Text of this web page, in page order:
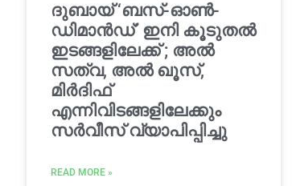
ദുബായ് ‘ബസ്-ഓൺ-
ഡിമാൻഡ്’ ഇനി കൂടുതൽ
ഇടങ്ങളിലേക്ക് ; അൽ
സത്വ, അൽ ഖൂസ്,
മിർദിഫ്
എന്നിവിടങ്ങളിലേക്കും
സർവീസ് വ്യാപിപ്പിച്ചു
READ MORE »